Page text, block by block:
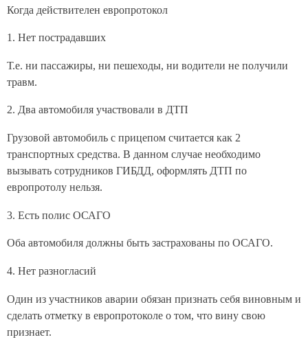
Когда действителен европротокол
1. Нет пострадавших
Т.е. ни пассажиры, ни пешеходы, ни водители не получили
травм.
2. Два автомобиля участвовали в ДТП
Грузовой автомобиль с прицепом считается как 2
транспортных средства. В данном случае необходимо
вызывать сотрудников ГИБДД, оформлять ДТП по
европротолу нельзя.
3. Есть полис ОСАГО
Оба автомобиля должны быть застрахованы по ОСАГО.
4. Нет разногласий
Один из участников аварии обязан признать себя виновным и
сделать отметку в европротоколе о том, что вину свою
признает.